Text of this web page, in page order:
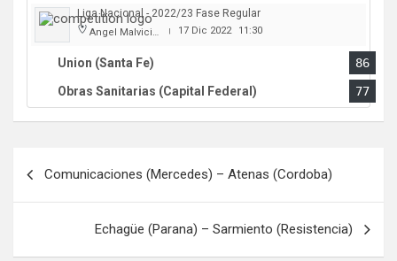
Liga Nacional - 2022/23 Fase Regular
Angel Malvicino | 17 Dic 2022 11:30
Union (Santa Fe)
86
Obras Sanitarias (Capital Federal)
77
entradas
Comunicaciones (Mercedes) – Atenas (Cordoba)
Echagüe (Parana) – Sarmiento (Resistencia)